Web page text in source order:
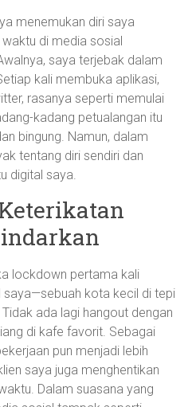
menemukan diri saya
di media sosial
saya terjebak dalam
kali membuka aplikasi,
rasanya seperti memulai
kadang petualangan itu
bingung. Namun, dalam
tentang diri sendiri dan
digital saya.
lockdown pertama kali
kota kecil di tepi
ada lagi hangout dengan
di kafe favorit. Sebagai
pun menjadi lebih
saya juga menghentikan
Dalam suasana yang